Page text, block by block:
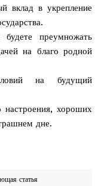
вклад в укрепление
преумножать
на благо родной
на будущий
настроения, хороших
дне.
статья